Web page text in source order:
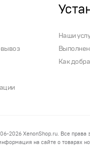
Наши
Как
2026 XenonShop.ru. Все права
на сайте о товарах